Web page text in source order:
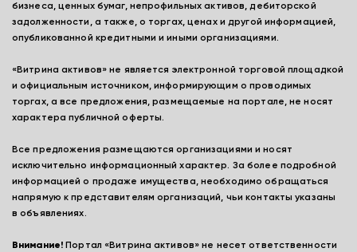
бизнеса, ценных бумаг, непрофильных активов, дебиторской
задолженности, а также, о торгах, ценах и другой информацией,
опубликованной кредитными и иными организациями.
«Витрина активов» не является электронной торговой площадкой
и официальным источником, информирующим о проводимых
торгах, а все предложения, размещаемые на портале, не носят
характера публичной оферты.
Все предложения размещаются организациями и носят
исключительно информационный характер. За более подробной
информацией о продаже имущества, необходимо обращаться
напрямую к представителям организаций, чьи контакты указаны
в объявлениях.
Внимание! Портал «Витрина активов» не несет ответственности